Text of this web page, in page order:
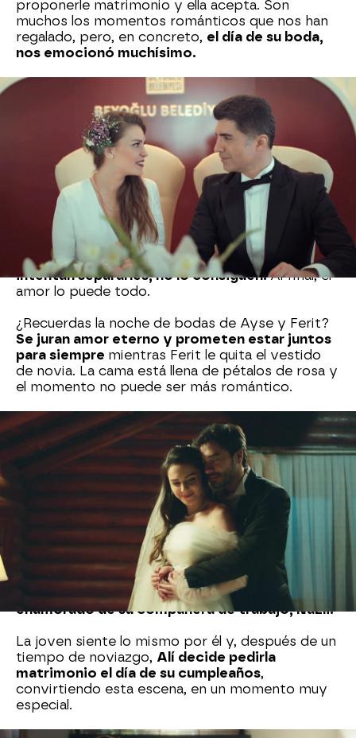
proponerle matrimonio y ella acepta. Son
muchos los momentos románticos que nos han
regalado, pero, en concreto, el día de su boda,
nos emocionó muchísimo.
Ayse y Ferit (Corazón herido)
Otra de las parejas que más nos ha enamorado
es la formada por Ayse y Ferit de Corazón
herido. Pese a quela malvada Hande y Yaman
intentan separarles, no lo consiguen.Al final, el
amor lo puede todo.
¿Recuerdas la noche de bodas de Ayse y Ferit?
Se juran amor eterno y prometen estar juntos
para siempre mientras Ferit le quita el vestido
de novia. La cama está llena de pétalos de rosa y
el momento no puede ser más romántico.
Alí Vefa y Nazli (Doctor Alí)
Y, para finalizar, no podemos olvidarnos
tampoco del doctor Alí, un joven autista con
habilidades especiales, queestá locamente
enamorado de su compañera de trabajo, Nazli.
La joven siente lo mismo por él y, después de un
tiempo de noviazgo, Alí decide pedirla
matrimonio el día de su cumpleaños,
convirtiendo esta escena, en un momento muy
especial.